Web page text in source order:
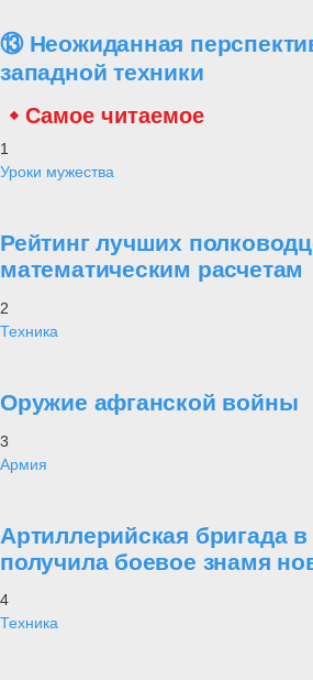
⑬ Неожиданная
западной техники
Самое читаемое
1
Уроки мужества
Рейтинг лучших
математическим расчетам
2
Техника
Оружие афганской войны
3
Армия
Артиллерийская бригада
получила боевое знамя
4
Техника